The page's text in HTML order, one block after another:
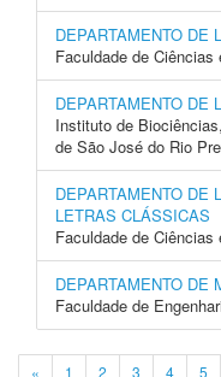
DEPARTAMENTO DE
Faculdade de
DEPARTAMENTO DE
Instituto de
de São José do Rio
DEPARTAMENTO DE
LETRAS CLÁSSICAS
Faculdade de
DEPARTAMENTO DE
Faculdade de
« 1 2 3 4 5